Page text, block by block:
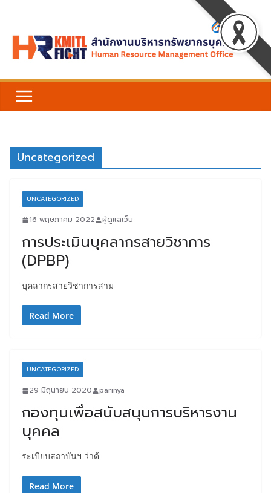
content
Uncategorized
UNCATEGORIZED
16 พฤษภาคม 2022 ผู้ดูแลเว็บ
การประเมินบุคลากรสายวิชาการ
(DPBP)
บุคลากรสายวิชาการสาม
Read More
UNCATEGORIZED
29 มิถุนายน 2020 parinya
กองทุนเพื่อสนับสนุนการบริหารงาน
บุคคล
ระเบียบสถาบันฯ ว่าด้
Read More